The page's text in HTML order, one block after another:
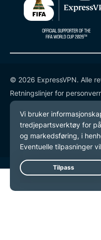
© 2026 ExpressVPN. Alle
Retningslinjer for
Tjenestevilkår
endre preferansene dine